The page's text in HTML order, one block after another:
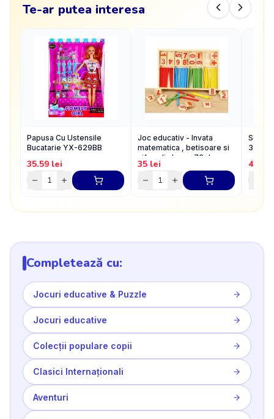
Te-ar putea interesa
Papusa Cu Ustensile
Bucatarie YX-629BB
35.59 lei
Joc educativ - Invata
matematica , betisoare si
cifre, din lemn, 72 de
piese, multicolor, 3+ ani
35 lei
Set
3500
42.5
Completează cu:
Jocuri educative & Puzzle
Jocuri educative
Colecții populare copii
Clasici Internaționali
Aventuri